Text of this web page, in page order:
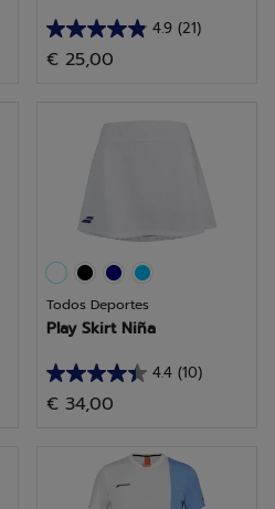
4.9 (21)
4.9
de
estrellas.
reseñas
€ 25,00
Todos Deportes
Play Skirt Niña
4.4 (10)
4.4
de
estrellas.
€ 34,00